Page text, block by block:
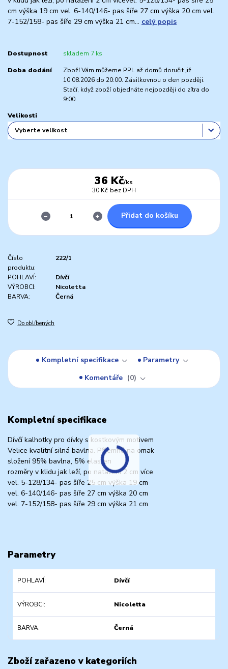
cm výška 19 cm vel. 6-140/146- pas šíře 27 cm výška 20 cm vel.
7-152/158- pas šíře 29 cm výška 21 cm... celý popis
Dostupnost skladem 7 ks
Doba dodání
Zboží Vám můžeme PPL až domů doručit již
10.08.2026 do 20:00. Zásilkovnou o den později.
Stačí, když zboží objednáte nejpozději do zítra do
9:00
Velikosti
36 Kč/ks
30 Kč bez DPH
Přidat do košíku
Číslo
produktu:
222/1
POHLAVÍ:
Dívčí
VÝROBCI:
Nicoletta
BARVA:
Černá
Do oblíbených
Kompletní specifikace
Parametry
Komentáře
0
Kompletní specifikace
Dívčí kalhotky pro dívky s kostkovým motivem
Velice kvalitní silná bavlna. Příjemné na omak
složení 95% bavlna, 5% elasten
rozměry v klidu jak leží, po natažení 2 cm více
vel. 5-128/134- pas šíře 25 cm výška 19 cm
vel. 6-140/146- pas šíře 27 cm výška 20 cm
vel. 7-152/158- pas šíře 29 cm výška 21 cm
Parametry
POHLAVÍ Dívčí
VÝROBCI Nicoletta
BARVA Černá
Zboží zařazeno v kategoriích